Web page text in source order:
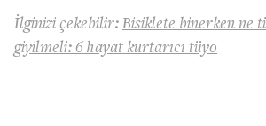
İlginizi çekebilir: Bisiklete binerken ne
giyilmeli: 6 hayat kurtarıcı tüyo